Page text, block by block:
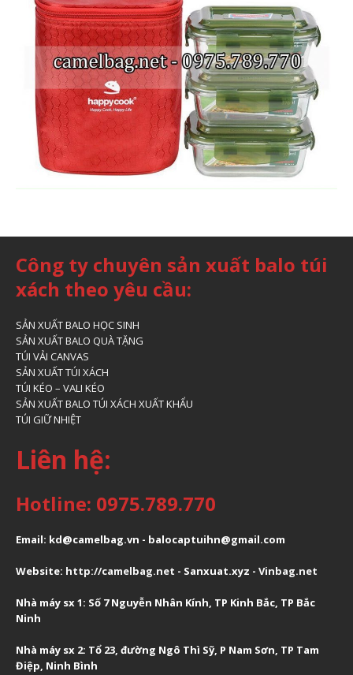
Công ty chuyên sản xuất balo túi
xách theo yêu cầu:
SẢN XUẤT BALO HỌC SINH
SẢN XUẤT BALO QUÀ TẶNG
TÚI VẢI CANVAS
SẢN XUẤT TÚI XÁCH
TÚI KÉO – VALI KÉO
SẢN XUẤT BALO TÚI XÁCH XUẤT KHẨU
TÚI GIỮ NHIỆT
Liên hệ:
Hotline: 0975.789.770
Email: kd@camelbag.vn - balocaptuihn@gmail.com
Website: http://camelbag.net - Sanxuat.xyz - Vinbag.net
Nhà máy sx 1: Số 7 Nguyễn Nhân Kính, TP Kinh Bắc, TP Bắc
Ninh
Nhà máy sx 2: Tổ 23, đường Ngô Thì Sỹ, P Nam Sơn, TP Tam
Điệp, Ninh Bình